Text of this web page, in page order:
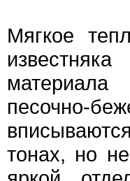
Мягкое
песочно-
тонах, но